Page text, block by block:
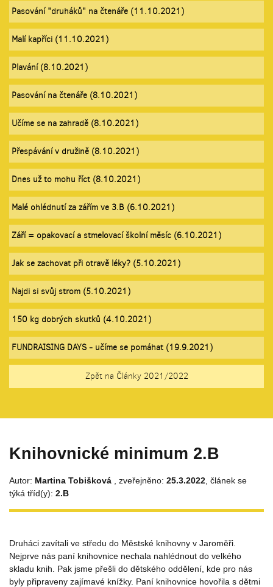
Pasování "druháků" na čtenáře (11.10.2021)
Malí kapříci (11.10.2021)
Plavání (8.10.2021)
Pasování na čtenáře (8.10.2021)
Učíme se na zahradě (8.10.2021)
Přespávání v družině (8.10.2021)
Dnes už to mohu říct (8.10.2021)
Malé ohlédnutí za zářím ve 3.B (6.10.2021)
Září = opakovací a stmelovací školní měsíc (6.10.2021)
Jak se zachovat při otravě léky? (5.10.2021)
Najdi si svůj strom (5.10.2021)
150 kg dobrých skutků (4.10.2021)
FUNDRAISING DAYS - učíme se pomáhat (19.9.2021)
Zpět na Články 2021/2022
Knihovnické minimum 2.B
Autor: Martina Tobišková , zveřejněno: 25.3.2022 , článek se
týká tříd(y): 2.B
Druháci zavítali ve středu do Městské knihovny v Jaroměři.
Nejprve nás paní knihovnice nechala nahlédnout do velkého
skladu knih. Pak jsme přešli do dětského oddělení, kde pro nás
byly připraveny zajímavé knížky. Paní knihovnice hovořila s dětmi